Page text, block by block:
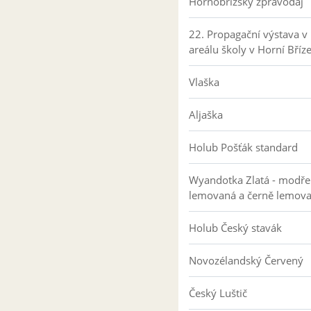
22. Propagační výstava v
areálu školy v Horní Bříze
Vlaška
Aljaška
Holub Pošťák standard
Wyandotka Zlatá - modře
lemovaná a černě
Holub Český stavák
Novozélandský Červený
Český Luštič